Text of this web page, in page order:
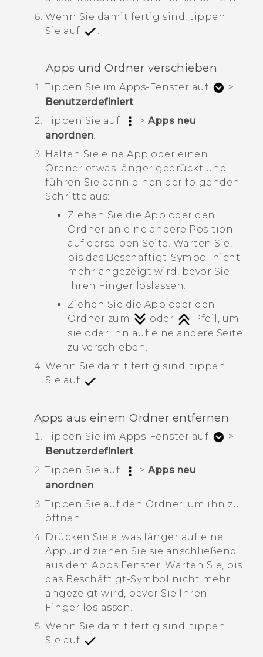
Wenn Sie damit fertig sind, tippen
Sie auf
Apps und Ordner verschieben
Tippen Sie im Apps-Fenster auf
>
Benutzerdefiniert
Tippen Sie auf
> Apps neu
anordnen.
Halten Sie eine App oder einen
Ordner etwas länger gedrückt und
führen Sie dann einen der folgenden
Schritte aus:
Ziehen Sie die App oder den
Ordner an eine andere Position
auf derselben Seite. Warten Sie,
bis das Beschäftigt-Symbol nicht
mehr angezeigt wird, bevor Sie
Ihren Finger loslassen.
Ziehen Sie die App oder den
Ordner zum
oder
Pfeil, um
sie oder ihn auf eine andere Seite
zu verschieben.
Wenn Sie damit fertig sind, tippen
Sie auf
.
Apps aus einem Ordner entfernen
Tippen Sie im Apps-Fenster auf
>
Benutzerdefiniert.
Tippen Sie auf
> Apps neu
anordnen
Tippen Sie auf den Ordner, um ihn zu
öffnen.
Drücken Sie etwas länger auf eine
App und ziehen Sie sie anschließend
aus dem Apps Fenster. Warten Sie, bis
das Beschäftigt-Symbol nicht mehr
angezeigt wird, bevor Sie Ihren
Finger loslassen.
Wenn Sie damit fertig sind, tippen
Sie auf